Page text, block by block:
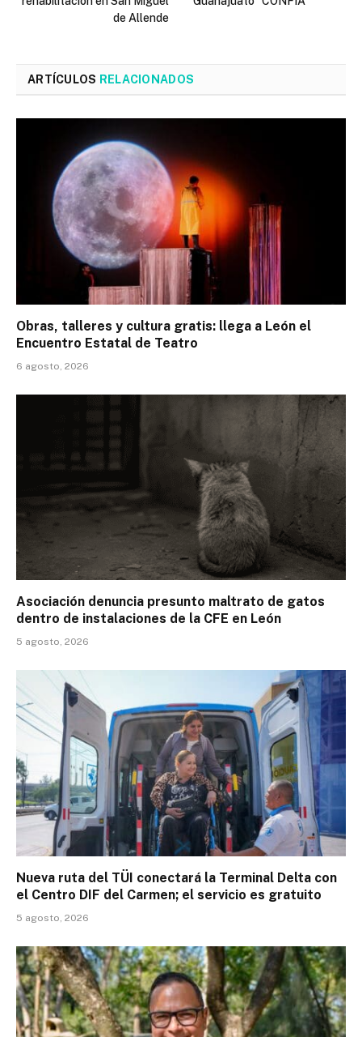
de Allende
ARTÍCULOS RELACIONADOS
Obras, talleres y cultura gratis: llega a León el
Encuentro Estatal de Teatro
6 agosto, 2026
Asociación denuncia presunto maltrato de gatos
dentro de instalaciones de la CFE en León
5 agosto, 2026
Nueva ruta del TÜI conectará la Terminal Delta con
el Centro DIF del Carmen; el servicio es gratuito
5 agosto, 2026